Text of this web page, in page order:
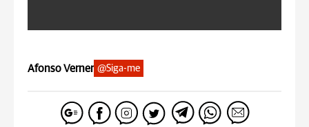
Afonso Verner @Siga-me